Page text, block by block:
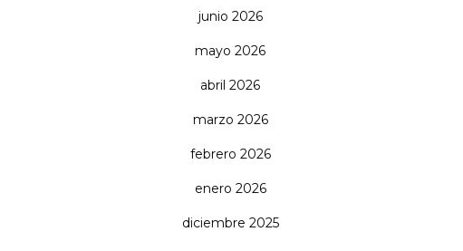
junio 2026
mayo 2026
abril 2026
marzo 2026
febrero 2026
enero 2026
diciembre 2025